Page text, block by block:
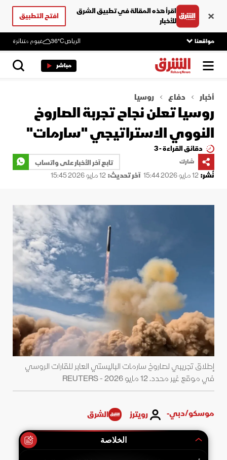
اقرأ هذه المقالة في تطبيق الشرق
للأخبار
افتح التطبيق
مواقعنا الرياض36°C غيوم متناثرة
مباشر
أخبار دفاع روسيا
روسيا تعلن نجاح تجربة الصاروخ
النووي الاستراتيجي "سارمات"
دقائق القراءة - 3
شارك
تابع آخر الأخبار على واتساب
نُشر:12 مايو 2026 15:44 آخر تحديث:12 مايو 2026 15:45
إطلاق تجريبي لصاروخ سارمات الباليستي العابر للقارات الروسي
في موقع غير محدد. 12 مايو 2026 - REUTERS
موسكو/دبي- رويترز الشرق
الخلاصة